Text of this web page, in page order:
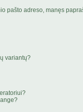
pašto adreso, manęs
variantų?